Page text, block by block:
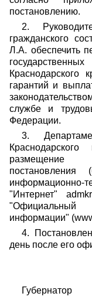
постановлению.
2.
гражданского
Л.А. обеспечить
Краснодарского
гарантий и
службе и
Федерации.
3.
размещение
"Интернет"
информации"
4.
день после его
Губернатор